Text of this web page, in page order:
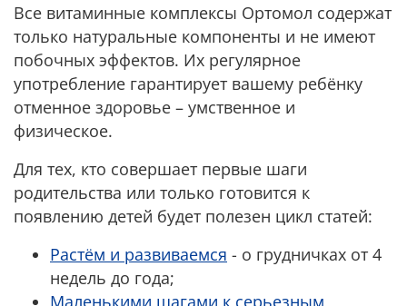
Все витаминные комплексы Ортомол содержат
только натуральные компоненты и не имеют
побочных эффектов. Их регулярное
употребление гарантирует вашему ребёнку
отменное здоровье – умственное и
физическое.
Для тех, кто совершает первые шаги
родительства или только готовится к
появлению детей будет полезен цикл статей:
Растём и развиваемся - о грудничках от 4
недель до года;
Маленькими шагами к серьезным